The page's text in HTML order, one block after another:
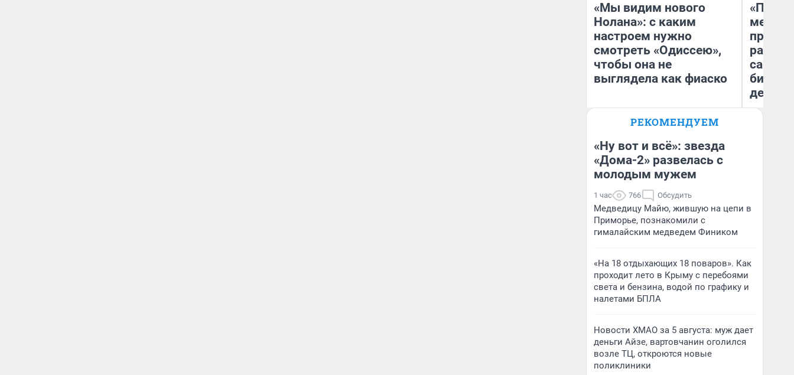
«Мы видим нового
Нолана»: с каким
настроем нужно
смотреть «Одиссею»,
чтобы она не
выглядела как фиаско
Надежда Губарь
самом
РЕКОМЕНДУЕМ
«Ну вот и всё»: звезда
«Дома-2» развелась с
молодым мужем
1 час 766 Обсудить
Медведицу Майю, жившую на цепи в
Приморье, познакомили с
гималайским медведем Фиником
«На 18 отдыхающих 18 поваров». Как
проходит лето в Крыму с перебоями
света и бензина, водой по графику и
налетами БПЛА
Новости ХМАО за 5 августа: муж дает
деньги Айзе, вартовчанин оголился
возле ТЦ, откроются новые
поликлиники